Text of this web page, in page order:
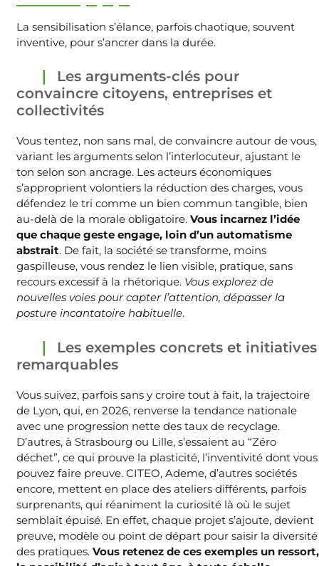
La sensibilisation s’élance, parfois chaotique, souvent
inventive, pour s’ancrer dans la durée.
Les arguments-clés pour
convaincre citoyens, entreprises et
collectivités
Vous tentez, non sans mal, de convaincre autour de vous,
variant les arguments selon l’interlocuteur, ajustant le
ton selon son ancrage. Les acteurs économiques
s’approprient volontiers la réduction des charges, vous
défendez le tri comme un bien commun tangible, bien
au-delà de la morale obligatoire. Vous incarnez l’idée
que chaque geste engage, loin d’un automatisme
abstrait. De fait, la société se transforme, moins
gaspilleuse, vous rendez le lien visible, pratique, sans
recours excessif à la rhétorique. Vous explorez de
nouvelles voies pour capter l’attention, dépasser la
posture incantatoire habituelle.
Les exemples concrets et initiatives
remarquables
Vous suivez, parfois sans y croire tout à fait, la trajectoire
de Lyon, qui, en 2026, renverse la tendance nationale
avec une progression nette des taux de recyclage.
D’autres, à Strasbourg ou Lille, s’essaient au “Zéro
déchet”, ce qui prouve la plasticité, l’inventivité dont vous
pouvez faire preuve. CITEO, Ademe, d’autres sociétés
encore, mettent en place des ateliers différents, parfois
surprenants, qui réaniment la curiosité là où le sujet
semblait épuisé. En effet, chaque projet s’ajoute, devient
preuve, modèle ou point de départ pour saisir la diversité
des pratiques. Vous retenez de ces exemples un ressort,